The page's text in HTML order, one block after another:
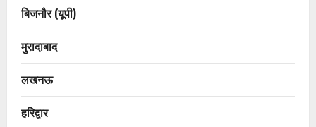
बिजनौर (यूपी)
मुरादाबाद
लखनऊ
हरिद्वार